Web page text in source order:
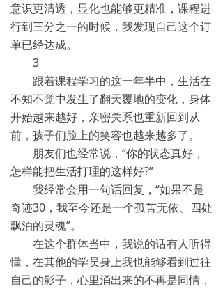
意识更清透，显化也能够更精准，课程进
行到三分之一的时候，我发现自己这个订
单已经达成。
3
跟着课程学习的这一年半中，生活在
不知不觉中发生了翻天覆地的变化，身体
开始越来越好，亲密关系也重新回到从
前，孩子们脸上的笑容也越来越多了。
朋友们也经常说，“你的状态真好，
怎样能把生活打理的这样好?”
我经常会用一句话回复，“如果不是
奇迹30，我至今还是一个孤苦无依、四处
飘泊的灵魂”。
在这个群体当中，我说的话有人听得
懂，在其他的学员身上我也能够看到过往
自己的影子，心里涌出来的不再是同情，